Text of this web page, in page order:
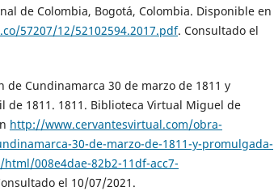
de Colombia, Bogotá, Colombia. Disponible en
57207/12/52102594.2017.pdf. Consultado el
de Cundinamarca 30 de marzo de 1811 y
de 1811. 1811. Biblioteca Virtual Miguel de
http://www.cervantesvirtual.com/obra-
30-de-marzo-de-1811-y-promulgada-
008e4dae-82b2-11df-acc7-
el 10/07/2021.